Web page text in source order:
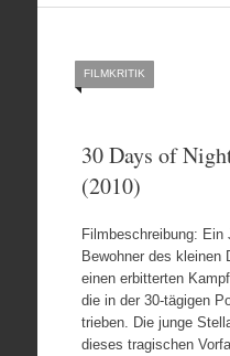
FILMKRITIK
30 Days of
(2010)
Filmbeschreibung:
Bewohner des kleinen
einen erbitterten
die in der 30-tägigen
trieben. Die junge
dieses tragischen